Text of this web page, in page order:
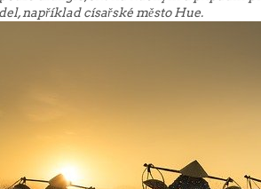
například císařské město Hue.